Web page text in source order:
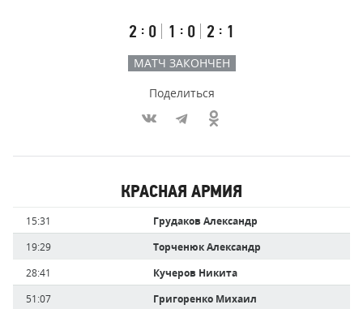
Первый
тайм
2 : 0
Второй
тайм
1 : 0
Третий
тайм
2 : 1
МАТЧ ЗАКОНЧЕН
Поделиться
забившие
голы
КРАСНАЯ АРМИЯ
Время Имя
игрока
15:31
Грудаков Александр
19:29
Торченюк Александр
28:41
Кучеров Никита
51:07
Григоренко Михаил